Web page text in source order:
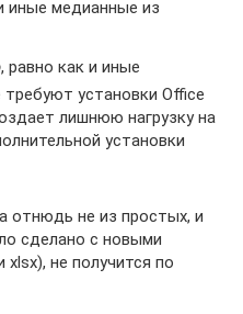
иные медианные из
, равно как и иные
установки Office
лишнюю нагрузку на
установки
отнюдь не из простых, и
сделано с новыми
не получится по